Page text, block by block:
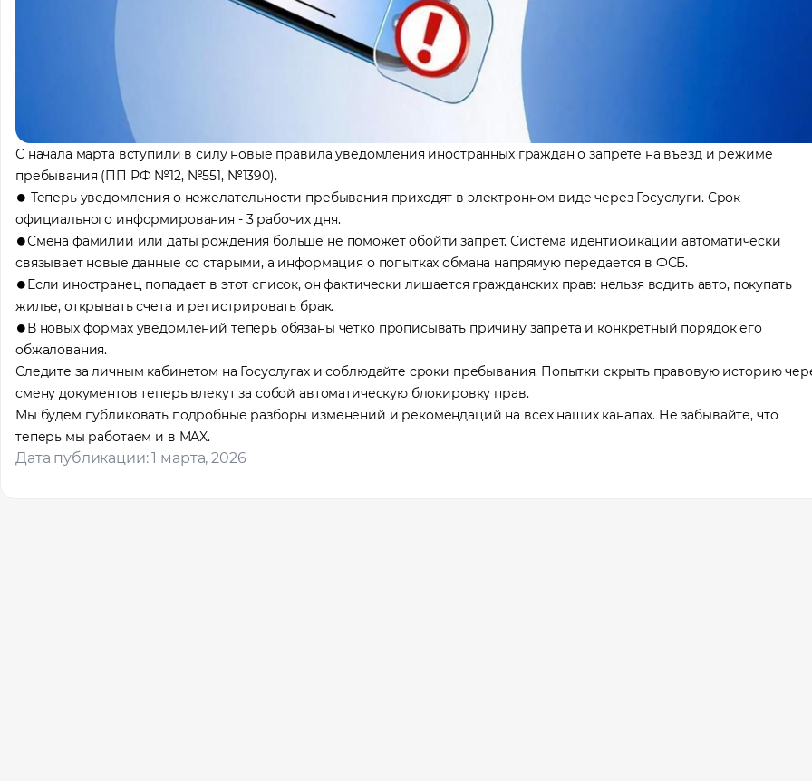
С начала марта вступили в силу новые правила уведомления иностранных граждан о запрете на въезд и режиме
пребывания (ПП РФ №12, №551, №1390).
⏺ Теперь уведомления о нежелательности пребывания приходят в электронном виде через Госуслуги. Срок
официального информирования - 3 рабочих дня.
⏺Смена фамилии или даты рождения больше не поможет обойти запрет. Система идентификации автоматически
связывает новые данные со старыми, а информация о попытках обмана напрямую передается в ФСБ.
⏺Если иностранец попадает в этот список, он фактически лишается гражданских прав: нельзя водить авто, покупать
жилье, открывать счета и регистрировать брак.
⏺В новых формах уведомлений теперь обязаны четко прописывать причину запрета и конкретный порядок его
обжалования.
Следите за личным кабинетом на Госуслугах и соблюдайте сроки пребывания. Попытки скрыть правовую историю
смену документов теперь влекут за собой автоматическую блокировку прав.
Мы будем публиковать подробные разборы изменений и рекомендаций на всех наших каналах. Не забывайте, что
теперь мы работаем и в MAX.
Дата публикации: 1 марта, 2026